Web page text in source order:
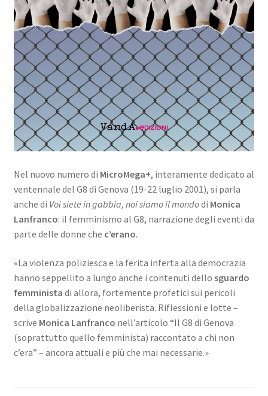
Nel nuovo numero di MicroMega+, interamente dedicato al
ventennale del G8 di Genova (19-22 luglio 2001), si parla
anche di Voi siete in gabbia, noi siamo il mondodi Monica
Lanfranco: il femminismo al G8, narrazione degli eventi da
parte delle donne che c’erano.
«La violenza poliziesca e la ferita inferta alla democrazia
hanno seppellito a lungo anche i contenuti dello sguardo
femminista di allora, fortemente profetici sui pericoli
della globalizzazione neoliberista. Riflessioni e lotte –
scrive Monica Lanfranco nell’articolo “Il G8 di Genova
(soprattutto quello femminista) raccontato a chi non
c’era” – ancora attuali e più che mai necessarie.»